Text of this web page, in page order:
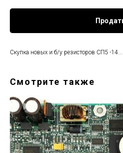
Скупка новых и б/у резисторов СП5 -
Смотрите также